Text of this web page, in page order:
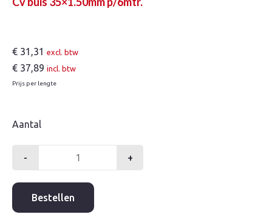
€ 31,31 excl. btw
€ 37,89 incl. btw
Prijs per lengte
Aantal
-
buis
35x1.50mm
p/6mtr.
+
Bestellen